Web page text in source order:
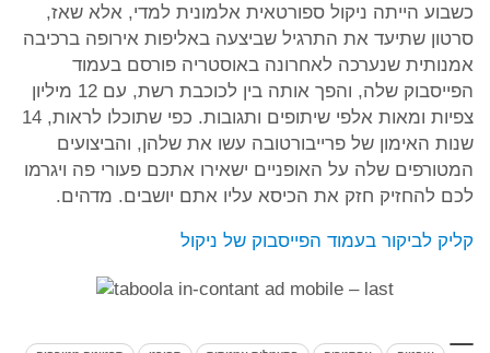
כשבוע הייתה ניקול ספורטאית אלמונית למדי, אלא שאז,
סרטון שתיעד את התרגיל שביצעה באליפות אירופה ברכיבה
אמנותית שנערכה לאחרונה באוסטריה פורסם בעמוד
הפייסבוק שלה, והפך אותה בין לכוכבת רשת, עם 12 מיליון
צפיות ומאות אלפי שיתופים ותגובות. כפי שתוכלו לראות, 14
שנות האימון של פרייבורטובה עשו את שלהן, והביצועים
המטורפים שלה על האופניים ישאירו אתכם פעורי פה ויגרמו
לכם להחזיק חזק את הכיסא עליו אתם יושבים. מדהים.
קליק לביקור בעמוד הפייסבוק של ניקול